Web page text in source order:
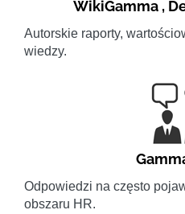
WikiGamma ,
Autorskie raporty,
wiedzy.
Odpowiedzi na często
obszaru HR.